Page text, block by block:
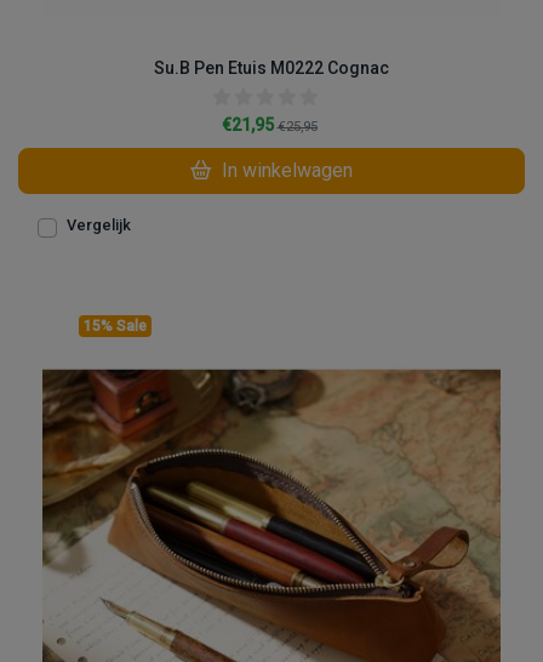
Su.B Pen Etuis M0222 Cognac
€21,95€25,95
In winkelwagen
Vergelijk
15% Sale